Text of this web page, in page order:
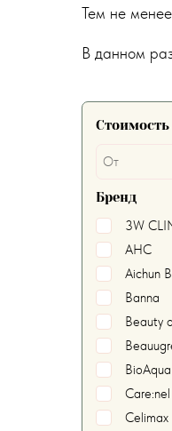
Тем не
В данном
Стоимость
Бренд
3W
AHC
Aichun
Banna
Beauty
BioAqua
Care:nel
Celimax